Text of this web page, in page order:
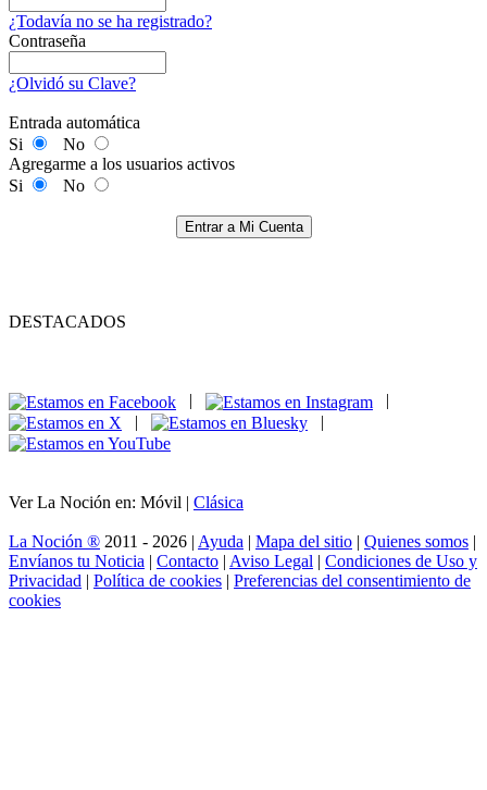
¿Todavía no se ha registrado?
Contraseña
¿Olvidó su Clave?
Entrada automática
Si
No
Agregarme a los usuarios activos
Si
No
Entrar a Mi Cuenta
DESTACADOS
|
|
Ver La Noción en: Móvil | Clásica
La Noción ® 2011 - 2026 | Ayuda | Mapa del sitio | Quienes somos |
Envíanos tu Noticia | Contacto | Aviso Legal | Condiciones de Uso y
Privacidad | Política de cookies | Preferencias del consentimiento de
cookies